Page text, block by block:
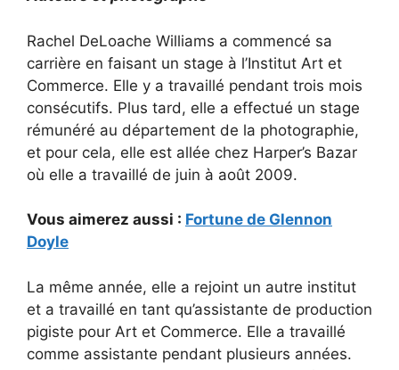
Rachel DeLoache Williams a commencé sa
carrière en faisant un stage à l’Institut Art et
Commerce. Elle y a travaillé pendant trois mois
consécutifs. Plus tard, elle a effectué un stage
rémunéré au département de la photographie,
et pour cela, elle est allée chez Harper’s Bazar
où elle a travaillé de juin à août 2009.
Vous aimerez aussi : Fortune de Glennon
Doyle
La même année, elle a rejoint un autre institut
et a travaillé en tant qu’assistante de production
pigiste pour Art et Commerce. Elle a travaillé
comme assistante pendant plusieurs années.